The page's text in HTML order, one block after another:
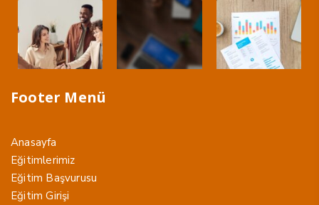
Footer Menü
Anasayfa
Eğitimlerimiz
Eğitim Başvurusu
Eğitim Girişi